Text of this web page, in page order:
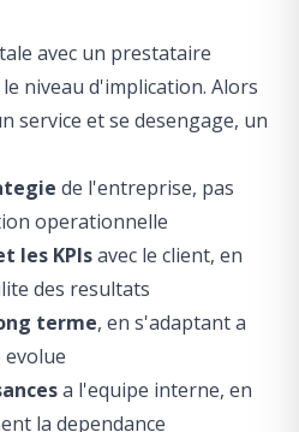
avec un prestataire
niveau d'implication. Alors
service et se desengage, un
de l'entreprise, pas
operationnelle
les KPIsavec le client, en
des resultats
terme, en s'adaptant a
a l'equipe interne, en
la dependance